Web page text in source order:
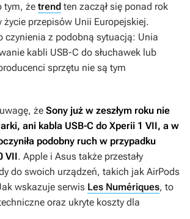
tym, że trend ten zaczął się ponad rok
życie przepisów Unii Europejskiej.
czynienia z podobną sytuacją: Unia
kabli USB-C do słuchawek lub
sprzętu nie są tym
że Sony już w zeszłym roku nie
ani kabla USB-C do Xperii 1 VII, a w
podobny ruch w przypadku
VII. Apple i Asus także przestały
do swoich urządzeń, takich jak AirPods
wskazuje serwis Les Numériques, to
oraz ukryte koszty dla